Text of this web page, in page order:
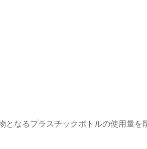
なるプラスチックボトルの使用量を